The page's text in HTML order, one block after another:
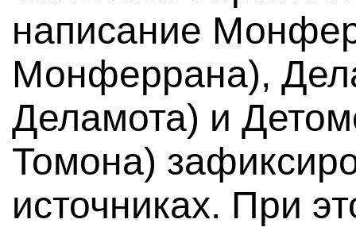
написание
Монферрана),
Деламота) и
Томона)
источниках. При